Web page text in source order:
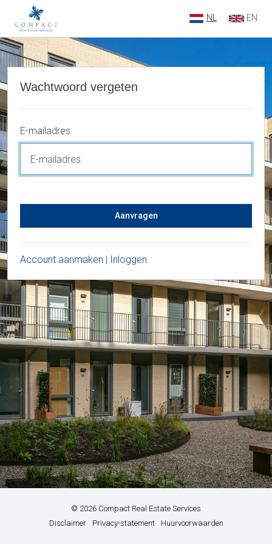
NL EN
Wachtwoord vergeten
E-mailadres
Aanvragen
Account aanmaken | Inloggen
© 2026 Compact Real Estate Services
Disclaimer- Privacy-statement- Huurvoorwaarden